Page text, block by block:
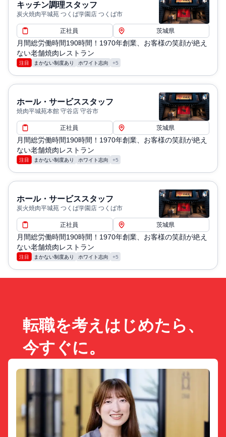
キッチン調理スタッフ
炭火焼肉平城苑 つくば学園店 つくば市
正社員 茨城県
月間総労働時間190時間！1970年創業、お客様の笑顔が絶え
ない老舗焼肉レストラン
注目 まかない制度あり ホワイト志向 +5
ホール・サービススタッフ
焼肉平城苑本館 守谷店 守谷市
正社員 茨城県
月間総労働時間190時間！1970年創業、お客様の笑顔が絶え
ない老舗焼肉レストラン
注目 まかない制度あり ホワイト志向 +5
ホール・サービススタッフ
炭火焼肉平城苑 つくば学園店 つくば市
正社員 茨城県
月間総労働時間190時間！1970年創業、お客様の笑顔が絶え
ない老舗焼肉レストラン
注目 まかない制度あり ホワイト志向 +5
転職を考えはじめたら、
今すぐに。